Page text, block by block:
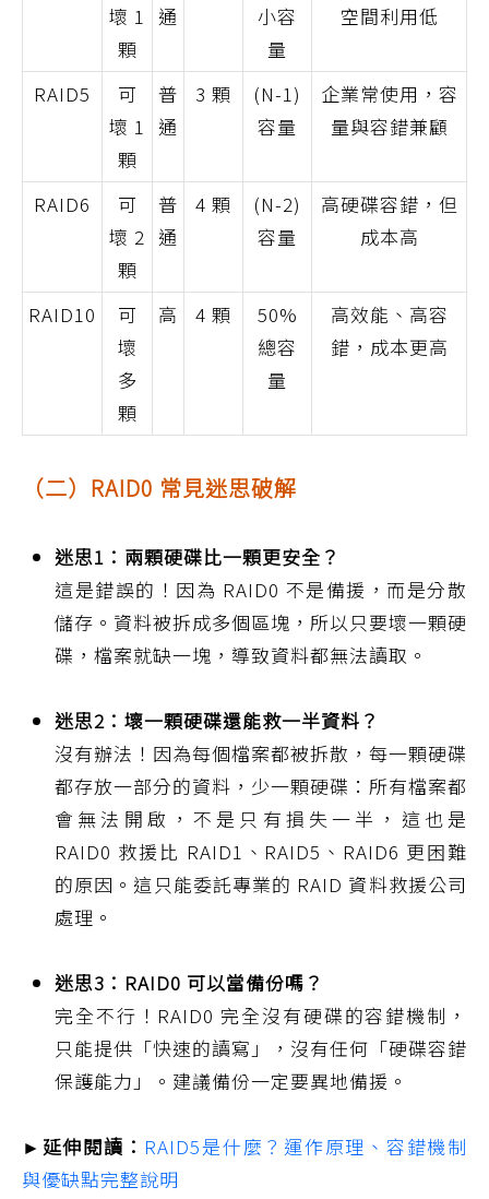
壞 1
顆
通
小容
量
空間利用低
RAID5
可
壞 1
顆
普
通
3 顆
(N-1)
容量
企業常使用，容
量與容錯兼顧
RAID6
可
壞 2
顆
普
通
4 顆
(N-2)
容量
高硬碟容錯，但
成本高
RAID10
可
壞
多
顆
高 4 顆
50%
總容
量
高效能、高容
錯，成本更高
（二）RAID0 常見迷思破解
迷思1：兩顆硬碟比一顆更安全？
這是錯誤的！因為 RAID0 不是備援，而是分散
儲存。資料被拆成多個區塊，所以只要壞一顆硬
碟，檔案就缺一塊，導致資料都無法讀取。
迷思2：壞一顆硬碟還能救一半資料？
沒有辦法！因為每個檔案都被拆散，每一顆硬碟
都存放一部分的資料，少一顆硬碟：所有檔案都
會無法開啟，不是只有損失一半，這也是
RAID0 救援比 RAID1、RAID5、RAID6 更困難
的原因。這只能委託專業的 RAID 資料救援公司
處理。
迷思3：RAID0 可以當備份嗎？
完全不行！RAID0 完全沒有硬碟的容錯機制，
只能提供「快速的讀寫」，沒有任何「硬碟容錯
保護能力」。建議備份一定要異地備援。
►延伸閱讀： RAID5是什麼？運作原理、容錯機制
與優缺點完整說明